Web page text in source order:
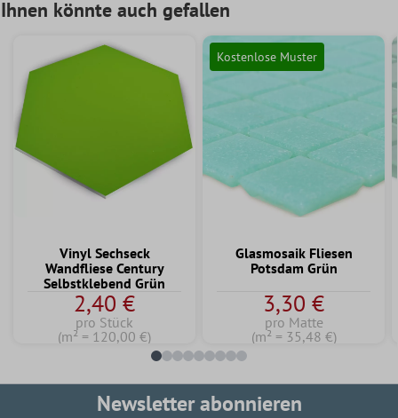
Ihnen könnte auch gefallen
Vinyl Sechseck
Wandfliese Century
Selbstklebend Grün
2,40 €
pro Stück
(m² = 120,00 €)
Kostenlose Muster
Glasmosaik Fliesen
Potsdam Grün
3,30 €
pro Matte
(m² = 35,48 €)
Newsletter abonnieren